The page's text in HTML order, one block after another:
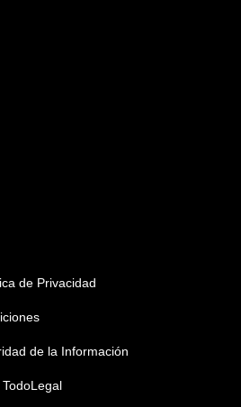
de Privacidad
de la Información